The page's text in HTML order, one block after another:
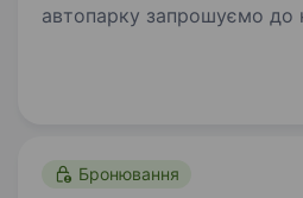
автопарку запрошуємо до
Бронювання